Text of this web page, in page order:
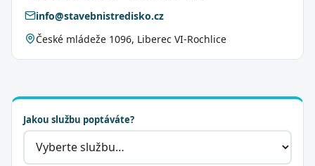
info@stavebnistredisko.cz
České mládeže 1096, Liberec VI-Rochlice
Jakou službu poptáváte?